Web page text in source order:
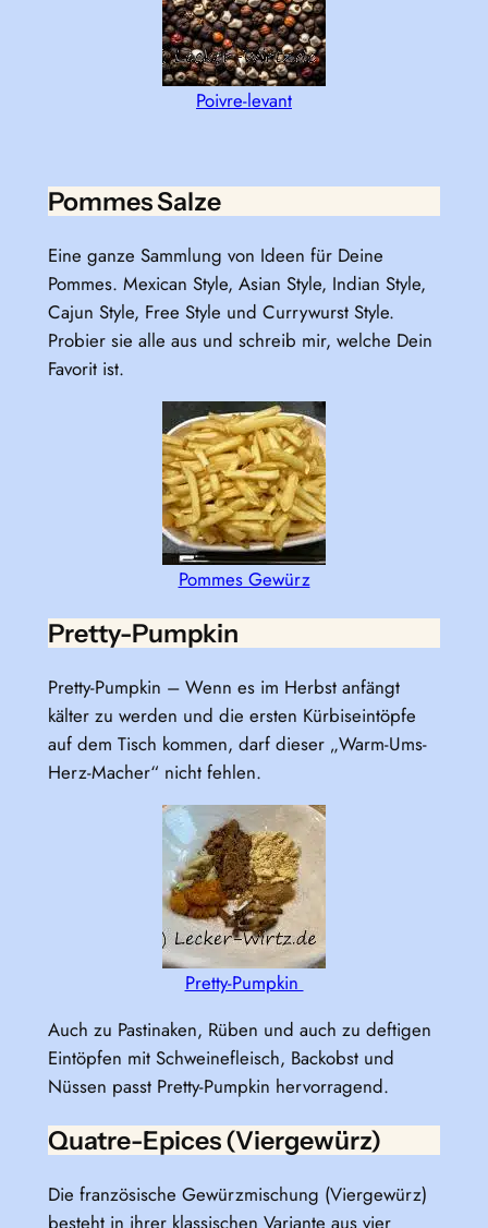
Poivre-levant
Pommes Salze
Eine ganze Sammlung von Ideen für Deine
Pommes. Mexican Style, Asian Style, Indian Style,
Cajun Style, Free Style und Currywurst Style.
Probier sie alle aus und schreib mir, welche Dein
Favorit ist.
Pommes Gewürz
Pretty-Pumpkin
Pretty-Pumpkin – Wenn es im Herbst anfängt
kälter zu werden und die ersten Kürbiseintöpfe
auf dem Tisch kommen, darf dieser „Warm-Ums-
Herz-Macher“ nicht fehlen.
Pretty-Pumpkin
Auch zu Pastinaken, Rüben und auch zu deftigen
Eintöpfen mit Schweinefleisch, Backobst und
Nüssen passt Pretty-Pumpkin hervorragend.
Quatre-Epices (Viergewürz)
Die französische Gewürzmischung (Viergewürz)
besteht in ihrer klassischen Variante aus vier